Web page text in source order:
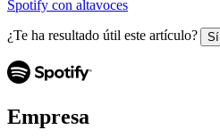
Spotify con altavoces
¿Te ha resultado útil este artículo? Sí
Empresa